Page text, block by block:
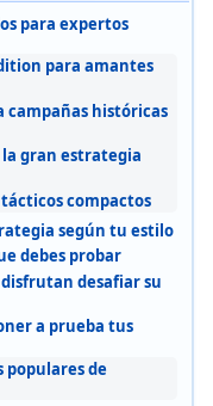
para expertos
para amantes
campañas históricas
gran estrategia
compactos
según tu estilo
debes probar
desafiar su
a prueba tus
populares de